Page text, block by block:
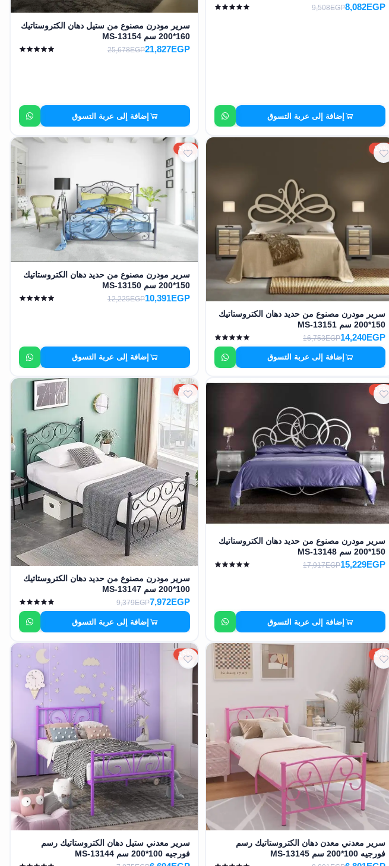
8,082EGP
9,508EGP
إضافة إلى عربة التسوق
سرير مودرن مصنوع من ستيل دهان الكتروستاتيك
160*200 سم MS-13154
21,827EGP
25,678EGP
إضافة إلى عربة التسوق
15%
سرير مودرن مصنوع من حديد دهان الكتروستاتيك
150*200 سم MS-13151
14,240EGP
16,753EGP
إضافة إلى عربة التسوق
15%
سرير مودرن مصنوع من حديد دهان الكتروستاتيك
150*200 سم MS-13150
10,391EGP
12,225EGP
إضافة إلى عربة التسوق
15%
سرير مودرن مصنوع من حديد دهان الكتروستاتيك
150*200 سم MS-13148
15,229EGP
17,917EGP
إضافة إلى عربة التسوق
15%
سرير مودرن مصنوع من حديد دهان الكتروستاتيك
100*200 سم MS-13147
7,972EGP
9,379EGP
إضافة إلى عربة التسوق
15%
سرير معدني معدن دهان الكتروستاتيك رسم
فورجيه 100*200 سم MS-13145
15%
سرير معدني ستيل دهان الكتروستاتيك رسم
فورجيه 100*200 سم MS-13144